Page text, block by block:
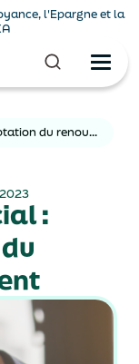
l'Epargne et la
Bail commercial : acceptation du renouvellement
: